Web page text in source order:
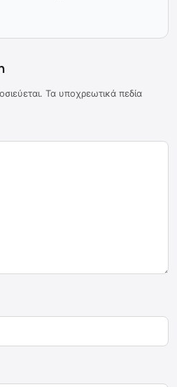
Τα υποχρεωτικά πεδία